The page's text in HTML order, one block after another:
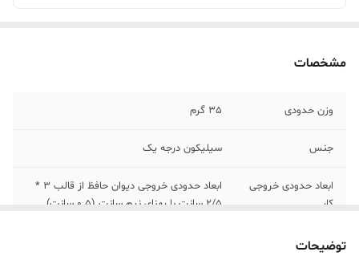
مشخصات
وزن حدودی 35 گرم
جنس سیلیکون درجه یک
ابعاد حدودی خروجی
کار
ابعاد حدودی خروجی دیوان حافظ از قالب 3 *
2/5 سانت با پهنای نیم سانت (0.5 سانت)
توضیحات